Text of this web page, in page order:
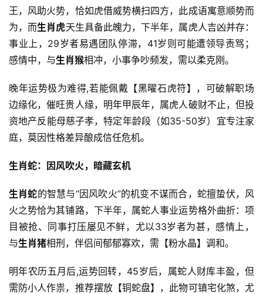
王，风助火势，恰如虎借威势横扫四方，此成语寓意顺势而
为，而生肖虎天生具备此魄力，下半年，属虎人吉凶并存：
事业上，29岁者易遇团队停滞，41岁则可能遭领导责骂；
感情中，与生肖猴相冲，小事争吵频发，需以柔克刚。
晚年运势极为难得,若能佩戴【黑曜石虎符】，可破解职场
边缘化，催旺贵人缘，明年甲辰年，属虎人破财不止，但投
资地产反能母慈子孝，特定年龄段（如35-50岁）宜专注家
庭，莫因性格差异酿成信任危机。
生肖蛇：因风吹火，暗藏玄机
生肖蛇的智慧与“因风吹火”的机变不谋而合，蛇擅蛰伏，风
火之势恰为其铺路，下半年，属蛇人事业运势格外曲折：项
目被抢、同事打压屡见不鲜，尤以33岁者为甚，感情上，
与生肖猪相刑，伴侣间郁郁寡欢，需【粉水晶】调和。
明年农历五月后,运势回转，45岁后，属蛇人财库丰盈，但
需防小人作祟，推荐摆放【铜蛇盘】，此物可镇宅化煞，尤